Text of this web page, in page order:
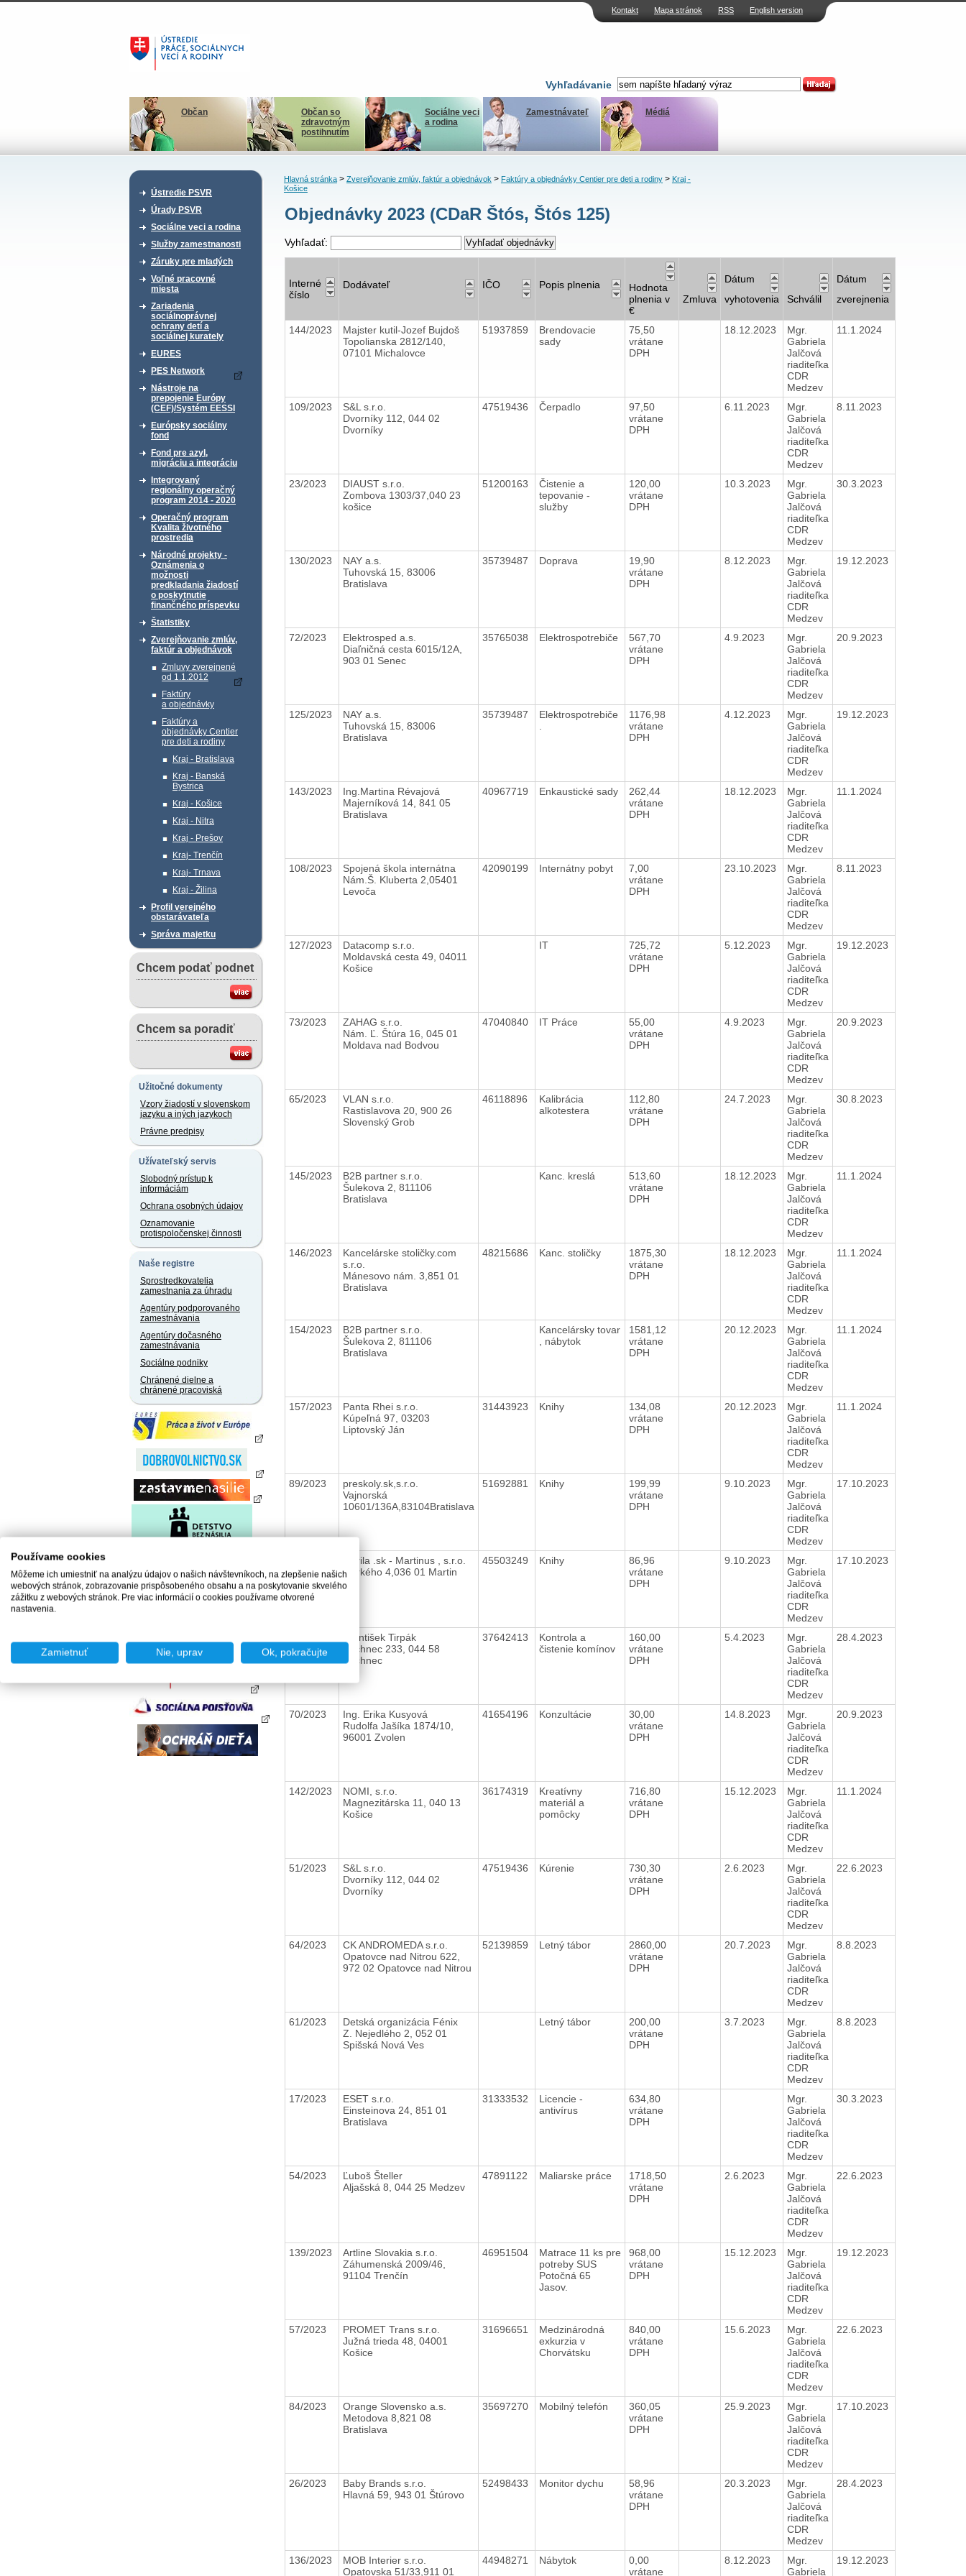
Kontakt Mapa stránok RSS English version
Vyhľadávanie
Občan
Občan so
zdravotným
postihnutím
Sociálne veci
a rodina
Zamestnávateľ Médiá
Ústredie PSVR
Úrady PSVR
Sociálne veci a rodina
Služby zamestnanosti
Záruky pre mladých
Voľné pracovné
miesta
Zariadenia
sociálnoprávnej
ochrany detí a
sociálnej kurately
EURES
PES Network
Nástroje na
prepojenie Európy
(CEF)/Systém EESSI
Európsky sociálny
fond
Fond pre azyl,
migráciu a integráciu
Integrovaný
regionálny operačný
program 2014 - 2020
Operačný program
Kvalita životného
prostredia
Národné projekty -
Oznámenia o
možnosti
predkladania žiadostí
o poskytnutie
finančného príspevku
Štatistiky
Zverejňovanie zmlúv,
faktúr a objednávok
Zmluvy zverejnené
od 1.1.2012
Faktúry
a objednávky
Faktúry a
objednávky Centier
pre deti a rodiny
Kraj - Bratislava
Kraj - Banská
Bystrica
Kraj - Košice
Kraj - Nitra
Kraj - Prešov
Kraj- Trenčín
Kraj- Trnava
Kraj - Žilina
Profil verejného
obstarávateľa
Správa majetku
Chcem podať podnet
Chcem sa poradiť
Užitočné dokumenty
Vzory žiadostí v slovenskom
jazyku a iných jazykoch
Právne predpisy
Užívateľský servis
Slobodný prístup k
informáciám
Ochrana osobných údajov
Oznamovanie
protispoločenskej činnosti
Naše registre
Sprostredkovatelia
zamestnania za úhradu
Agentúry podporovaného
zamestnávania
Agentúry dočasného
zamestnávania
Sociálne podniky
Chránené dielne a
chránené pracoviská
Hlavná stránka> Zverejňovanie zmlúv, faktúr a objednávok> Faktúry a objednávky Centier pre deti a rodiny> Kraj -
Košice
Objednávky 2023 (CDaR Štós, Štós 125)
Vyhľadať:
Interné
číslo
Dodávateľ IČO Popis plnenia
Hodnota
plnenia v
€
Zmluva
Dátum
vyhotovenia
Schválil
Dátum
zverejnenia
144/2023
Majster kutil-Jozef Bujdoš
Topolianska 2812/140,
07101 Michalovce
51937859
Brendovacie
sady
75,50
vrátane
DPH
18.12.2023
Mgr.
Gabriela
Jalčová
riaditeľka
CDR
Medzev
11.1.2024
109/2023
S&L s.r.o.
Dvorníky 112, 044 02
Dvorníky
47519436 Čerpadlo
97,50
vrátane
DPH
6.11.2023
Mgr.
Gabriela
Jalčová
riaditeľka
CDR
Medzev
8.11.2023
23/2023
DIAUST s.r.o.
Zombova 1303/37,040 23
košice
51200163
Čistenie a
tepovanie -
služby
120,00
vrátane
DPH
10.3.2023
Mgr.
Gabriela
Jalčová
riaditeľka
CDR
Medzev
30.3.2023
130/2023
NAY a.s.
Tuhovská 15, 83006
Bratislava
35739487 Doprava
19,90
vrátane
DPH
8.12.2023
Mgr.
Gabriela
Jalčová
riaditeľka
CDR
Medzev
19.12.2023
72/2023
Elektrosped a.s.
Diaľničná cesta 6015/12A,
903 01 Senec
35765038 Elektrospotrebiče
567,70
vrátane
DPH
4.9.2023
Mgr.
Gabriela
Jalčová
riaditeľka
CDR
Medzev
20.9.2023
125/2023
NAY a.s.
Tuhovská 15, 83006
Bratislava
35739487
Elektrospotrebiče
1176,98
vrátane
DPH
4.12.2023
Mgr.
Gabriela
Jalčová
riaditeľka
CDR
Medzev
19.12.2023
143/2023
Ing.Martina Révajová
Majerníková 14, 841 05
Bratislava
40967719 Enkaustické sady
262,44
vrátane
DPH
18.12.2023
Mgr.
Gabriela
Jalčová
riaditeľka
CDR
Medzev
11.1.2024
108/2023
Spojená škola internátna
Nám.Š. Kluberta 2,05401
Levoča
42090199 Internátny pobyt
7,00
vrátane
DPH
23.10.2023
Mgr.
Gabriela
Jalčová
riaditeľka
CDR
Medzev
8.11.2023
127/2023
Datacomp s.r.o.
Moldavská cesta 49, 04011
Košice
IT
725,72
vrátane
DPH
5.12.2023
Mgr.
Gabriela
Jalčová
riaditeľka
CDR
Medzev
19.12.2023
73/2023
ZAHAG s.r.o.
Nám. Ľ. Štúra 16, 045 01
Moldava nad Bodvou
47040840 IT Práce
55,00
vrátane
DPH
4.9.2023
Mgr.
Gabriela
Jalčová
riaditeľka
CDR
Medzev
20.9.2023
65/2023
VLAN s.r.o.
Rastislavova 20, 900 26
Slovenský Grob
46118896
Kalibrácia
alkotestera
112,80
vrátane
DPH
24.7.2023
Mgr.
Gabriela
Jalčová
riaditeľka
CDR
Medzev
30.8.2023
145/2023
B2B partner s.r.o.
Šulekova 2, 811106
Bratislava
Kanc. kreslá
513,60
vrátane
DPH
18.12.2023
Mgr.
Gabriela
Jalčová
riaditeľka
CDR
Medzev
11.1.2024
146/2023
Kancelárske stoličky.com
s.r.o.
Mánesovo nám. 3,851 01
Bratislava
48215686 Kanc. stoličky
1875,30
vrátane
DPH
18.12.2023
Mgr.
Gabriela
Jalčová
riaditeľka
CDR
Medzev
11.1.2024
154/2023
B2B partner s.r.o.
Šulekova 2, 811106
Bratislava
Kancelársky tovar
, nábytok
1581,12
vrátane
DPH
20.12.2023
Mgr.
Gabriela
Jalčová
riaditeľka
CDR
Medzev
11.1.2024
157/2023
Panta Rhei s.r.o.
Kúpeľná 97, 03203
Liptovský Ján
31443923 Knihy
134,08
vrátane
DPH
20.12.2023
Mgr.
Gabriela
Jalčová
riaditeľka
CDR
Medzev
11.1.2024
89/2023
preskoly.sk,s.r.o.
Vajnorská
10601/136A,83104Bratislava
51692881 Knihy
199,99
vrátane
DPH
9.10.2023
Mgr.
Gabriela
Jalčová
riaditeľka
CDR
Medzev
17.10.2023
Gorila .sk - Martinus , s.r.o.
Gorkého 4,036 01 Martin
45503249 Knihy
86,96
vrátane
DPH
9.10.2023
Mgr.
Gabriela
Jalčová
riaditeľka
CDR
Medzev
17.10.2023
František Tirpák
Kechnec 233, 044 58
Kechnec
37642413
Kontrola a
čistenie komínov
160,00
vrátane
DPH
5.4.2023
Mgr.
Gabriela
Jalčová
riaditeľka
CDR
Medzev
28.4.2023
70/2023
Ing. Erika Kusyová
Rudolfa Jašíka 1874/10,
96001 Zvolen
41654196 Konzultácie
30,00
vrátane
DPH
14.8.2023
Mgr.
Gabriela
Jalčová
riaditeľka
CDR
Medzev
20.9.2023
142/2023
NOMI, s.r.o.
Magnezitárska 11, 040 13
Košice
36174319
Kreatívny
materiál a
pomôcky
716,80
vrátane
DPH
15.12.2023
Mgr.
Gabriela
Jalčová
riaditeľka
CDR
Medzev
11.1.2024
51/2023
S&L s.r.o.
Dvorníky 112, 044 02
Dvorníky
47519436 Kúrenie
730,30
vrátane
DPH
2.6.2023
Mgr.
Gabriela
Jalčová
riaditeľka
CDR
Medzev
22.6.2023
64/2023
CK ANDROMEDA s.r.o.
Opatovce nad Nitrou 622,
972 02 Opatovce nad Nitrou
52139859 Letný tábor
2860,00
vrátane
DPH
20.7.2023
Mgr.
Gabriela
Jalčová
riaditeľka
CDR
Medzev
8.8.2023
61/2023
Detská organizácia Fénix
Z. Nejedlého 2, 052 01
Spišská Nová Ves
Letný tábor
200,00
vrátane
DPH
3.7.2023
Mgr.
Gabriela
Jalčová
riaditeľka
CDR
Medzev
8.8.2023
17/2023
ESET s.r.o.
Einsteinova 24, 851 01
Bratislava
31333532
Licencie -
antivírus
634,80
vrátane
DPH
Mgr.
Gabriela
Jalčová
riaditeľka
CDR
Medzev
30.3.2023
54/2023
Ľuboš Šteller
Aljašská 8, 044 25 Medzev
47891122 Maliarske práce
1718,50
vrátane
DPH
2.6.2023
Mgr.
Gabriela
Jalčová
riaditeľka
CDR
Medzev
22.6.2023
139/2023
Artline Slovakia s.r.o.
Záhumenská 2009/46,
91104 Trenčín
46951504
Matrace 11 ks pre
potreby SUS
Potočná 65
Jasov.
968,00
vrátane
DPH
15.12.2023
Mgr.
Gabriela
Jalčová
riaditeľka
CDR
Medzev
19.12.2023
57/2023
PROMET Trans s.r.o.
Južná trieda 48, 04001
Košice
31696651
Medzinárodná
exkurzia v
Chorvátsku
840,00
vrátane
DPH
15.6.2023
Mgr.
Gabriela
Jalčová
riaditeľka
CDR
Medzev
22.6.2023
84/2023
Orange Slovensko a.s.
Metodova 8,821 08
Bratislava
35697270 Mobilný telefón
360,05
vrátane
DPH
25.9.2023
Mgr.
Gabriela
Jalčová
riaditeľka
CDR
Medzev
17.10.2023
26/2023
Baby Brands s.r.o.
Hlavná 59, 943 01 Štúrovo
52498433 Monitor dychu
58,96
vrátane
DPH
20.3.2023
Mgr.
Gabriela
Jalčová
riaditeľka
CDR
Medzev
28.4.2023
136/2023
MOB Interier s.r.o.
Opatovska 51/33,911 01
44948271 Nábytok
0,00
vrátane
8.12.2023
Mgr.
Gabriela
19.12.2023
Používame cookies
Môžeme ich umiestniť na analýzu údajov o našich návštevníkoch, na zlepšenie našich
webových stránok, zobrazovanie prispôsobeného obsahu a na poskytovanie skvelého
zážitku z webových stránok. Pre viac informácií o cookies používame otvorené
nastavenia.
Zamietnuť Nie, uprav Ok, pokračujte